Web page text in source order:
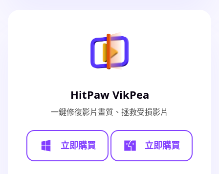
HitPaw VikPea
一鍵修復影片畫質、拯救受損影片
立即購買 立即購買